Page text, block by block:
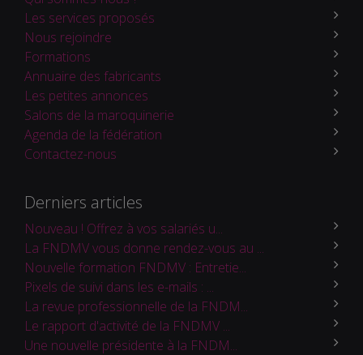
Les services proposés
Nous rejoindre
Formations
Annuaire des fabricants
Les petites annonces
Salons de la maroquinerie
Agenda de la fédération
Contactez-nous
Derniers articles
Nouveau ! Offrez à vos salariés u...
La FNDMV vous donne rendez-vous au ...
Nouvelle formation FNDMV : Entretie...
Pixels de suivi dans les e-mails : ...
La revue professionnelle de la FNDM...
Le rapport d'activité de la FNDMV ...
Une nouvelle présidente à la FNDM...